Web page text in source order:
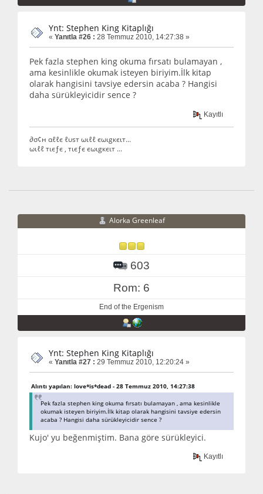
Ynt: Stephen King Kitaplığı
« Yanıtla #26 : 28 Temmuz 2010, 14:27:38 »
Pek fazla stephen king okuma fırsatı bulamayan ,
ama kesinlikle okumak isteyen biriyim.İlk kitap
olarak hangisini tavsiye edersin acaba ? Hangisi
daha sürükleyicidir sence ?
Kayıtlı
∂σ¢н αℓℓє ℓυѕт ωιℓℓ єωιgкєιт...
ωιℓℓ тιєƒє , тιєƒє єωιgкєιт ...
Alorka Greenleaf
603
Rom: 6
End of the Ergenism
Ynt: Stephen King Kitaplığı
« Yanıtla #27 : 29 Temmuz 2010, 12:20:24 »
Alıntı yapılan: love*is*dead - 28 Temmuz 2010, 14:27:38
Pek fazla stephen king okuma fırsatı bulamayan , ama kesinlikle
okumak isteyen biriyim.İlk kitap olarak hangisini tavsiye edersin
acaba ? Hangisi daha sürükleyicidir sence ?
Kujo' yu beğenmiştim. Bana göre sürükleyici.
Kayıtlı